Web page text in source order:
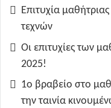
Επιτυχία
τεχνών
Οι επιτυχίες των
2025!
1ο βραβείο στο
την ταινία